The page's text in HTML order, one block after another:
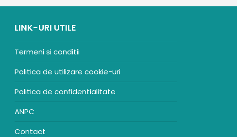
LINK-URI UTILE
Termeni si conditii
Politica de utilizare cookie-uri
Politica de confidentialitate
ANPC
Contact